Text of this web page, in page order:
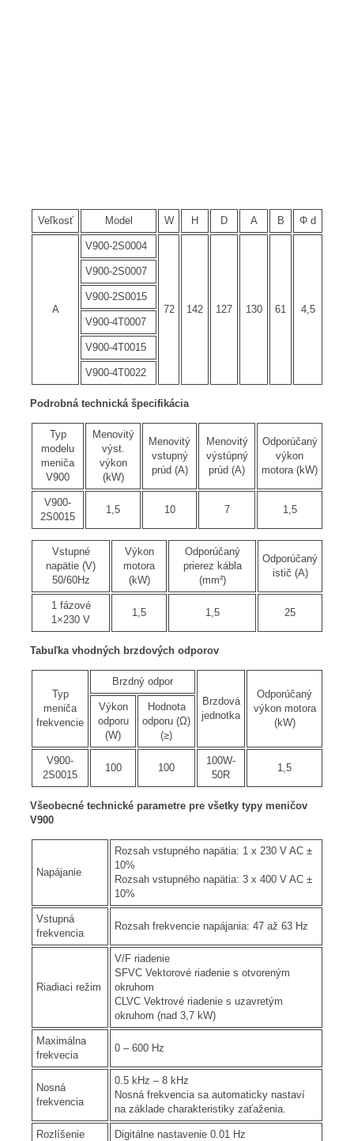
Veľkosť Model W H D A B Φ d
A
V900-2S0004
72 142 127 130 61 4,5
V900-2S0007
V900-2S0015
V900-4T0007
V900-4T0015
V900-4T0022
Podrobná technická špecifikácia
Typ
modelu
meniča
V900
Menovitý
výst.
výkon
(kW)
Menovitý
vstupný
prúd (A)
Menovitý
výstúpný
prúd (A)
Odporúčaný
výkon
motora (kW)
V900-
2S0015
1,5 10 7 1,5
Vstupné
napätie (V)
50/60Hz
Výkon
motora
(kW)
Odporúčaný
prierez kábla
(mm²)
Odporúčaný
istič (A)
1 fázové
1×230 V
1,5 1,5 25
Tabuľka vhodných brzdových odporov
Typ
meniča
frekvencie
Brzdný odpor
Brzdová
jednotka
Odporúčaný
výkon motora
(kW)
Výkon
odporu
(W)
Hodnota
odporu (Ω)
(≥)
V900-
2S0015
100 100
100W-
50R
1,5
Všeobecné technické parametre pre všetky typy meničov
V900
Napájanie
Rozsah vstupného napätia: 1 x 230 V AC ±
10%
Rozsah vstupného napätia: 3 x 400 V AC ±
10%
Vstupná
frekvencia
Rozsah frekvencie napájania: 47 až 63 Hz
Riadiaci režim
V/F riadenie
SFVC Vektorové riadenie s otvoreným
okruhom
CLVC Vektrové riadenie s uzavretým
okruhom (nad 3,7 kW)
Maximálna
frekvecia
0 – 600 Hz
Nosná
frekvencia
0.5 kHz – 8 kHz
Nosná frekvencia sa automaticky nastaví
na základe charakteristiky zaťaženia.
Rozlíšenie Digitálne nastavenie 0.01 Hz